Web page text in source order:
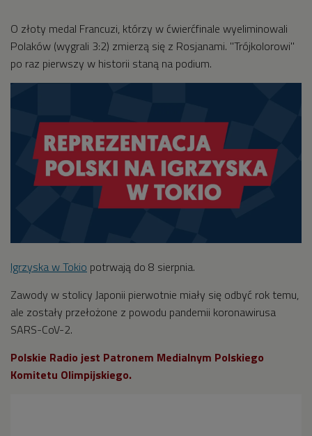
O złoty medal Francuzi, którzy w ćwierćfinale wyeliminowali
Polaków (wygrali 3:2) zmierzą się z Rosjanami. "Trójkolorowi"
po raz pierwszy w historii staną na podium.
Igrzyska w Tokio potrwają do 8 sierpnia.
Zawody w stolicy Japonii pierwotnie miały się odbyć rok temu,
ale zostały przełożone z powodu pandemii koronawirusa
SARS-CoV-2.
Polskie Radio jest Patronem Medialnym Polskiego
Komitetu Olimpijskiego.